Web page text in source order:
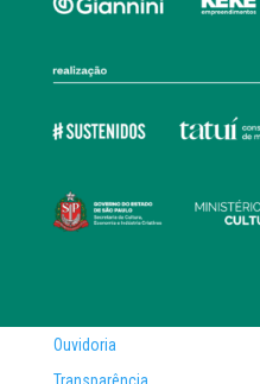
Ouvidoria